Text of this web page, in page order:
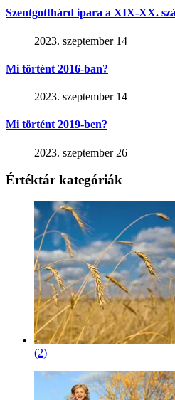
Szentgotthárd ipara a XIX-XX.
2023. szeptember 14
Mi történt 2016-ban?
2023. szeptember 14
Mi történt 2019-ben?
2023. szeptember 26
Értéktár kategóriák
(2)